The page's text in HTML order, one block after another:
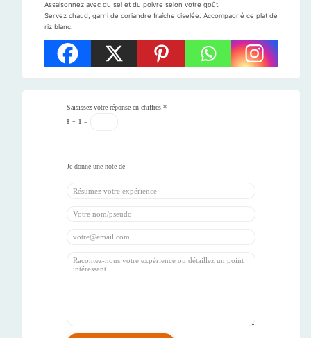
Assaisonnez avec du sel et du poivre selon votre goût.
Servez chaud, garni de coriandre fraîche ciselée. Accompagné ce plat de
riz blanc.
Saisissez votre réponse en chiffres *
8 + 1 =